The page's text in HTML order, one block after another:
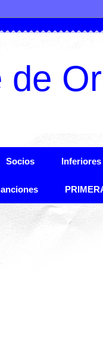
de
Socios Inferiores